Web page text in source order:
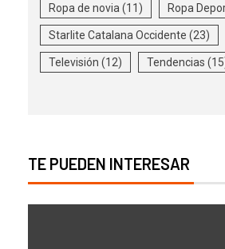
Ropa de novia (11) Ropa
Starlite Catalana Occidente (23)
Televisión (12) Tendencias
TE PUEDEN INTERESAR